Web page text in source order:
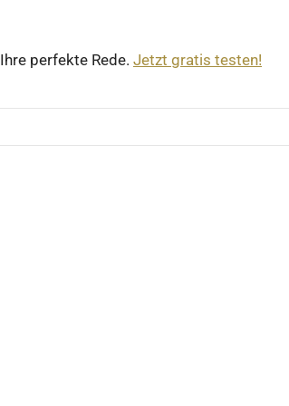
Ihre perfekte Rede. Jetzt gratis testen!